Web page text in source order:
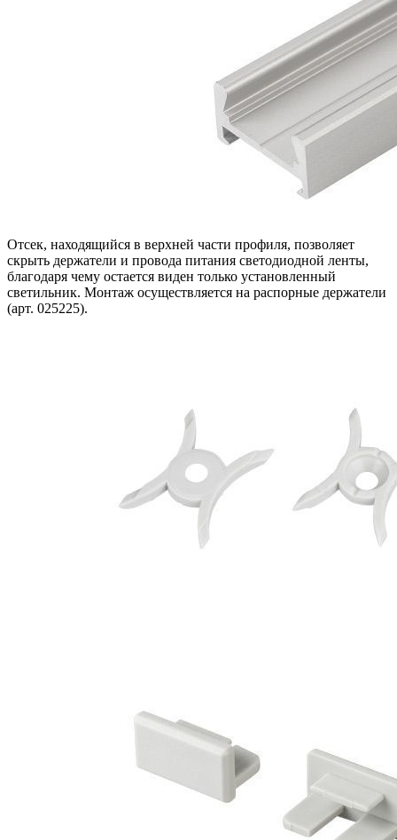
Отсек, находящийся в верхней части профиля, позволяет
скрыть держатели и провода питания светодиодной ленты,
благодаря чему остается виден только установленный
светильник. Монтаж осуществляется на распорные держатели
(арт. 025225).